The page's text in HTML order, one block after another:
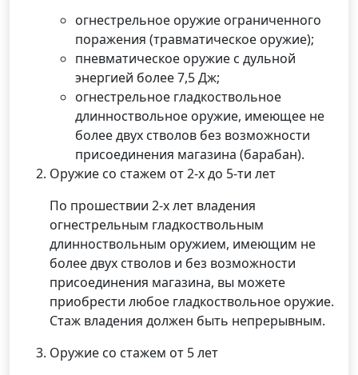
огнестрельное оружие ограниченного
поражения (травматическое оружие);
пневматическое оружие с дульной
энергией более 7,5 Дж;
огнестрельное гладкоствольное
длинноствольное оружие, имеющее не
более двух стволов без возможности
присоединения магазина (барабан).
Оружие со стажем от 2-х до 5-ти лет
По прошествии 2-х лет владения
огнестрельным гладкоствольным
длинноствольным оружием, имеющим не
более двух стволов и без возможности
присоединения магазина, вы можете
приобрести любое гладкоствольное оружие.
Стаж владения должен быть непрерывным.
Оружие со стажем от 5 лет